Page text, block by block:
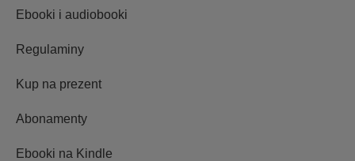
Ebooki i audiobooki
Regulaminy
Kup na prezent
Abonamenty
Ebooki na Kindle